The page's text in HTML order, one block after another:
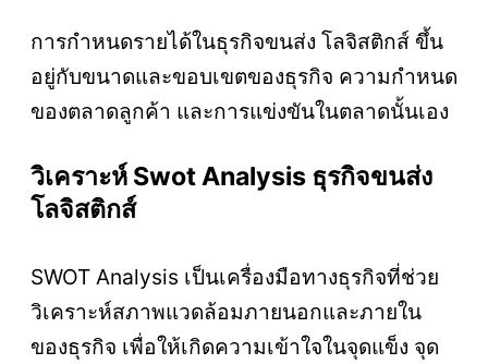
การกำหนดรายได้ในธุรกิจขนส่ง โลจิสติกส์ ขึ้น
อยู่กับขนาดและขอบเขตของธุรกิจ ความกำหนด
ของตลาดลูกค้า และการแข่งขันในตลาดนั้นเอง
วิเคราะห์ Swot Analysis ธุรกิจขนส่ง
โลจิสติกส์
SWOT Analysis เป็นเครื่องมือทางธุรกิจที่ช่วย
วิเคราะห์สภาพแวดล้อมภายนอกและภายใน
ของธุรกิจ เพื่อให้เกิดความเข้าใจในจุดแข็ง จุด